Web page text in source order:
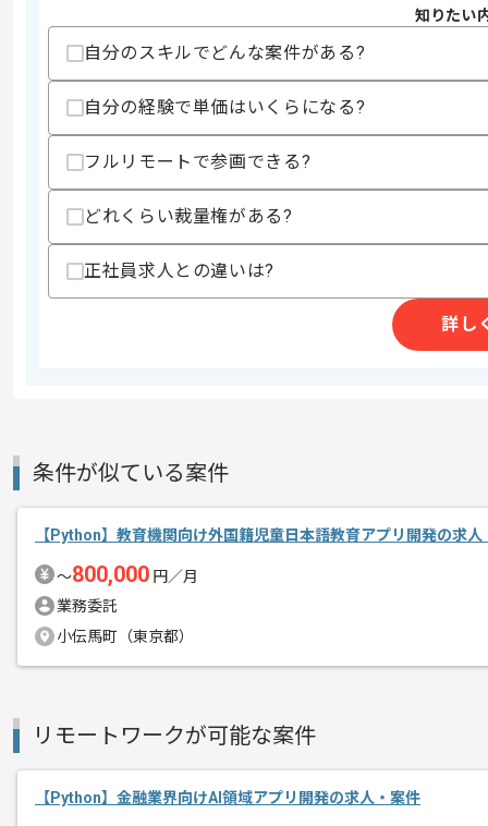
スキル
求めるスキル
・フロントエンドからDBまで一通り触
・Python3系でのソフトウェア開発経験
・GitやGitHubを利用したチーム開発経験
・PullRequestを通したブランチベース
・Dockerコンテナ化と運用経験
歓迎スキル
・MySQLの運用経験
・産学関わらず研究開発組織での経験
その他募集要項
商談回数
作業開始日
2025/01/01
エージェントからのコ
メント
データベースを構築・運用する事業に
知りたい
自分のスキルでどんな案件がある?
自分の経験で単価はいくらになる?
フルリモートで参画できる?
どれくらい裁量権がある?
正社員求人との違いは?
詳し
条件が似ている案件
【Python】教育機関向け外国籍児童日本語教育アプリ開発の求人
〜800,000 円／月
業務委託
小伝馬町（東京都）
リモートワークが可能な案件
【Python】金融業界向けAI領域アプリ開発の求人・案件